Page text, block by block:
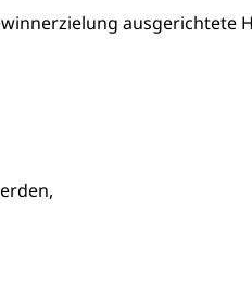
ausgerichtete